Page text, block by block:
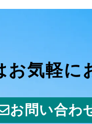
お気軽に
お問い合わ